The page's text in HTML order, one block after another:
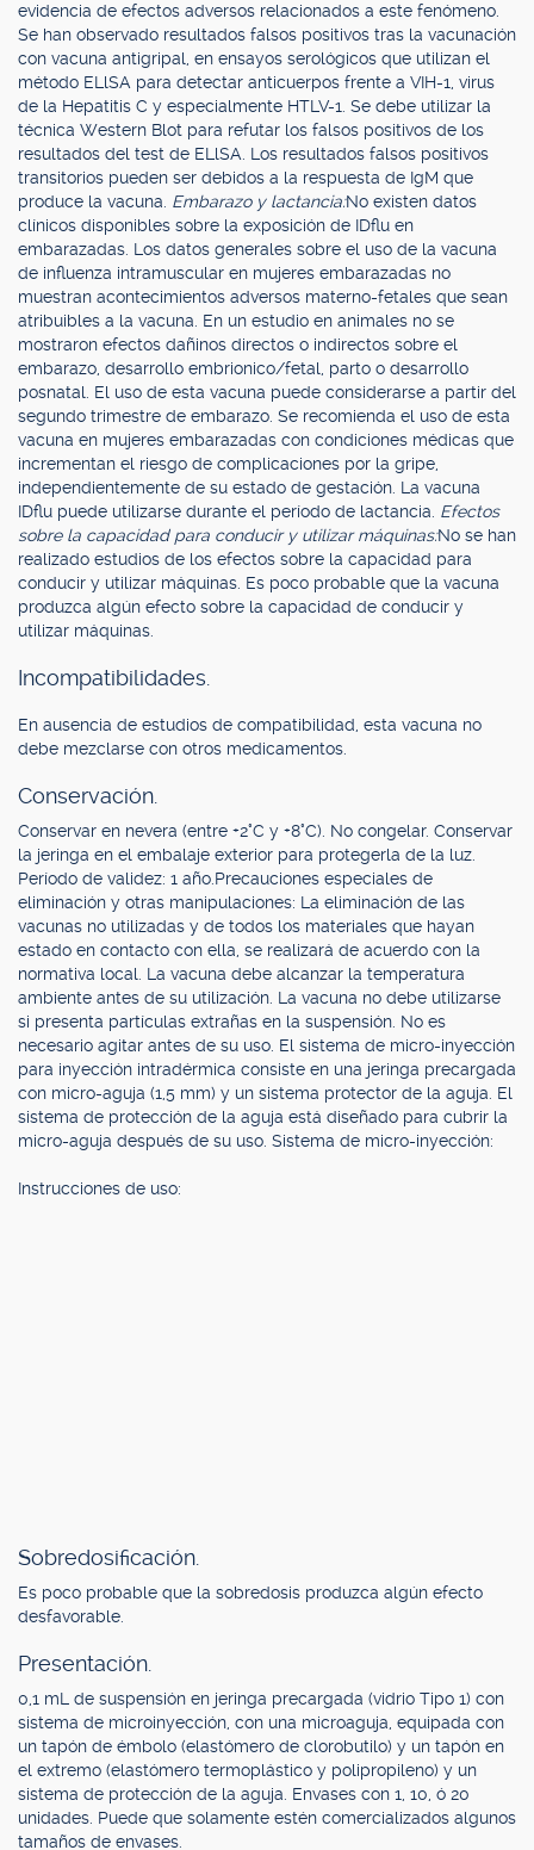
evidencia de efectos adversos relacionados a este fenómeno.
Se han observado resultados falsos positivos tras la vacunación
con vacuna antigripal, en ensayos serológicos que utilizan el
método ELlSA para detectar anticuerpos frente a VIH-1, virus
de la Hepatitis C y especialmente HTLV-1. Se debe utilizar la
técnica Western Blot para refutar los falsos positivos de los
resultados del test de ELlSA. Los resultados falsos positivos
transitorios pueden ser debidos a la respuesta de IgM que
produce la vacuna. Embarazo y lactancia:No existen datos
clínicos disponibles sobre la exposición de IDflu en
embarazadas. Los datos generales sobre el uso de la vacuna
de influenza intramuscular en mujeres embarazadas no
muestran acontecimientos adversos materno-fetales que sean
atribuibles a la vacuna. En un estudio en animales no se
mostraron efectos dañinos directos o indirectos sobre el
embarazo, desarrollo embrionico/fetal, parto o desarrollo
posnatal. El uso de esta vacuna puede considerarse a partir del
segundo trimestre de embarazo. Se recomienda el uso de esta
vacuna en mujeres embarazadas con condiciones médicas que
incrementan el riesgo de complicaciones por la gripe,
independientemente de su estado de gestación. La vacuna
IDflu puede utilizarse durante el período de lactancia. Efectos
sobre la capacidad para conducir y utilizar máquinas:No se han
realizado estudios de los efectos sobre la capacidad para
conducir y utilizar máquinas. Es poco probable que la vacuna
produzca algún efecto sobre la capacidad de conducir y
utilizar máquinas.
Incompatibilidades.
En ausencia de estudios de compatibilidad, esta vacuna no
debe mezclarse con otros medicamentos.
Conservación.
Conservar en nevera (entre +2°C y +8°C). No congelar. Conservar
la jeringa en el embalaje exterior para protegerla de la luz.
Período de validez: 1 año.Precauciones especiales de
eliminación y otras manipulaciones: La eliminación de las
vacunas no utilizadas y de todos los materiales que hayan
estado en contacto con ella, se realizará de acuerdo con la
normativa local. La vacuna debe alcanzar la temperatura
ambiente antes de su utilización. La vacuna no debe utilizarse
si presenta partículas extrañas en la suspensión. No es
necesario agitar antes de su uso. El sistema de micro-inyección
para inyección intradérmica consiste en una jeringa precargada
con micro-aguja (1,5 mm) y un sistema protector de la aguja. El
sistema de protección de la aguja está diseñado para cubrir la
micro-aguja después de su uso. Sistema de micro-inyección:
Instrucciones de uso:
Sobredosificación.
Es poco probable que la sobredosis produzca algún efecto
desfavorable.
Presentación.
0,1 mL de suspensión en jeringa precargada (vidrio Tipo 1) con
sistema de microinyección, con una microaguja, equipada con
un tapón de émbolo (elastómero de clorobutilo) y un tapón en
el extremo (elastómero termoplástico y polipropileno) y un
sistema de protección de la aguja. Envases con 1, 10, ó 20
unidades. Puede que solamente estén comercializados algunos
tamaños de envases.